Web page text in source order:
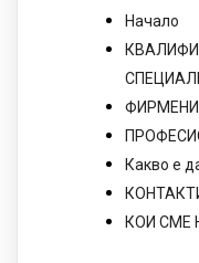
Начало
ФИРМЕНИ
Какво е
КОИ СМЕ